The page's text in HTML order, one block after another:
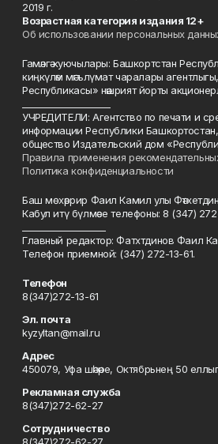
2019 г.
Возрастная категория издания 12+
Об использовании персональных
Гамәлгә куючылары: Башкортстан
киңкүләм мәгълүмат чаралары
Республикасы» нәшрият йорты
УЧРЕДИТЕЛИ: Агентство по печати и
информации Республики
общество Издательский дом
Правила применения
Политика конфиденциальности
Баш мөхәррир Фаил Камил улы
Кабул итү бүлмәсе телефоны: 8 (347)
Главный редактор: Фатхтдинов Фаил
Телефон приемной: (347) 272-13-61.
Телефон
8(347)272-13-61
Эл. почта
kyzyltan@mail.ru
Адрес
450079, Уфа шәһәре, Октябрьнең 50
Рекламная служба
8(347)272-62-27
Сотрудничество